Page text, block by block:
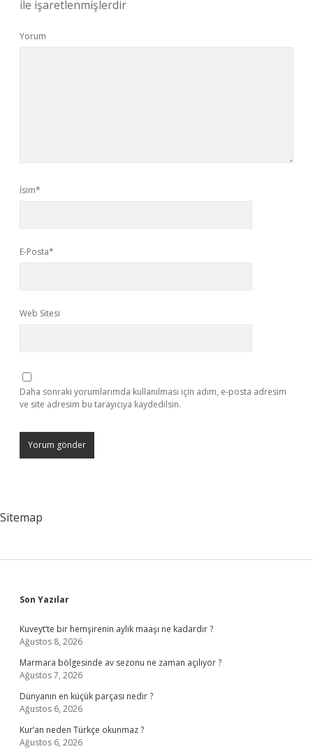
ile işaretlenmişlerdir
Yorum
İsim*
E-Posta*
Web Sitesi
Daha sonraki yorumlarımda kullanılması için adım, e-posta adresim
ve site adresim bu tarayıcıya kaydedilsin.
Sitemap
Sidebar
Son Yazılar
Kuveyt’te bir hemşirenin aylık maaşı ne kadardır ?
Ağustos 8, 2026
Marmara bölgesinde av sezonu ne zaman açılıyor ?
Ağustos 7, 2026
Dünyanın en küçük parçası nedir ?
Ağustos 6, 2026
Kur’an neden Türkçe okunmaz ?
Ağustos 6, 2026